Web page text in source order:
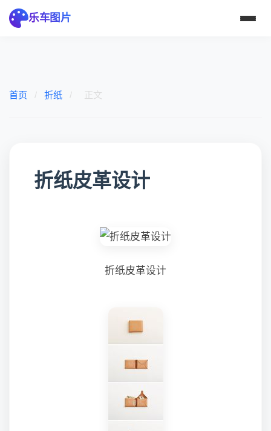
乐车图片
首页 / 折纸 / 正文
折纸皮革设计
折纸皮革设计